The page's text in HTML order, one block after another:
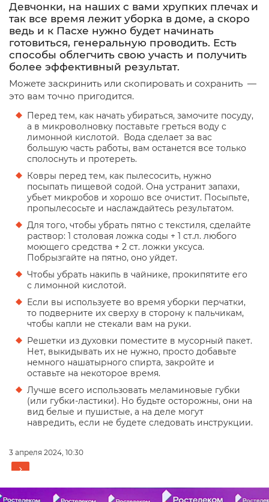
Девчонки, на наших с вами хрупких плечах и
так все время лежит уборка в доме, а скоро
ведь и к Пасхе нужно будет начинать
готовиться, генеральную проводить. Есть
способы облегчить свою участь и получить
более эффективный результат.
Можете заскринить или скопировать и сохранить —
это вам точно пригодится.
Перед тем, как начать убираться, замочите посуду,
а в микроволновку поставьте греться воду с
лимонной кислотой. Вода сделает за вас
большую часть работы, вам останется все только
сполоснуть и протереть.
Ковры перед тем, как пылесосить, нужно
посыпать пищевой содой. Она устранит запахи,
убьет микробов и хорошо все очистит. Посыпьте,
пропылесосьте и наслаждайтесь результатом.
Для того, чтобы убрать пятно с текстиля, сделайте
раствор: 1 столовая ложка соды + 1 ст.л. любого
моющего средства + 2 ст. ложки уксуса.
Побрызгайте на пятно, оно уйдет.
Чтобы убрать накипь в чайнике, прокипятите его
с лимонной кислотой.
Если вы используете во время уборки перчатки,
то подверните их сверху в сторону к пальчикам,
чтобы капли не стекали вам на руки.
Решетки из духовки поместите в мусорный пакет.
Нет, выкидывать их не нужно, просто добавьте
немного нашатырного спирта, закройте и
оставьте на некоторое время.
Лучше всего использовать меламиновые губки
(или губки-ластики). Но будьте осторожны, они на
вид белые и пушистые, а на деле могут
навредить, если не будете следовать инструкции.
3 апреля 2024, 10:30